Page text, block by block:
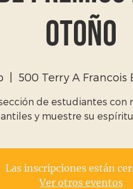
otoño
500 Terry A Francois
de estudiantes con
y muestre su espíritu
Las inscripciones están
Ver otros eventos